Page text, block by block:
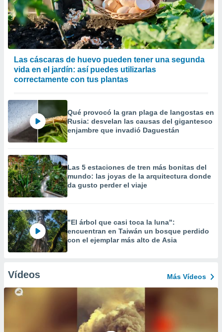
Las cáscaras de huevo pueden tener una segunda
vida en el jardín: así puedes utilizarlas
correctamente con tus plantas
Qué provocó la gran plaga de langostas en
Rusia: desvelan las causas del gigantesco
enjambre que invadió Daguestán
Las 5 estaciones de tren más bonitas del
mundo: las joyas de la arquitectura donde
da gusto perder el viaje
"El árbol que casi toca la luna":
encuentran en Taiwán un bosque perdido
con el ejemplar más alto de Asia
Vídeos Más Vídeos